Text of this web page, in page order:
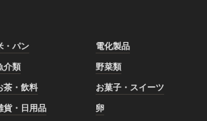
・パン
電化製品
介類
野菜類
茶・飲料
お菓子・スイーツ
貨・日用品
卵